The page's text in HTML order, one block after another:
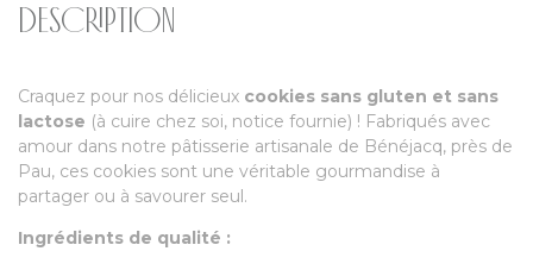
DESCRIPTION
Craquez pour nos délicieux cookies sans gluten et sans
lactose (à cuire chez soi, notice fournie) ! Fabriqués avec
amour dans notre pâtisserie artisanale de Bénéjacq, près de
Pau, ces cookies sont une véritable gourmandise à
partager ou à savourer seul.
Ingrédients de qualité :